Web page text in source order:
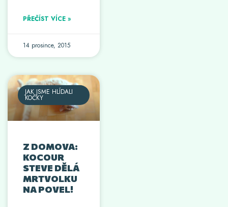
PŘEČÍST VÍCE »
14 prosince, 2015
JAK JSME HLÍDALI
KOČKY
Z DOMOVA:
KOCOUR
STEVE DĚLÁ
MRTVOLKU
NA POVEL!